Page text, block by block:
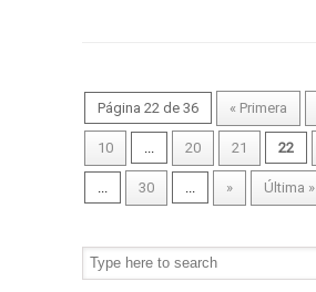
Página 22 de 36 « Primera
10 ... 20 21 22
... 30 ... » Última »